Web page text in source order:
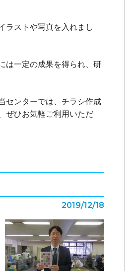
ラストや写真を入れまし
は一定の成果を得られ、研
センターでは、チラシ作成
ぜひお気軽ご利用いただ
2019/12/18